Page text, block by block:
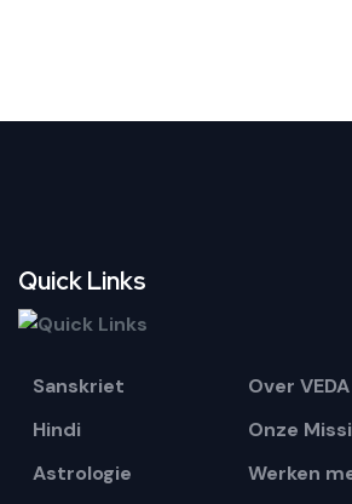
Quick Links
Sanskriet
Hindi
Astrologie
Over VEDA
Onze
Werken